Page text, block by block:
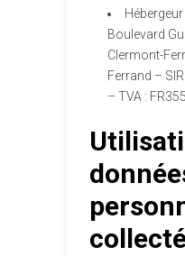
Boulevard
Clermont-
Ferrand –
– TVA :